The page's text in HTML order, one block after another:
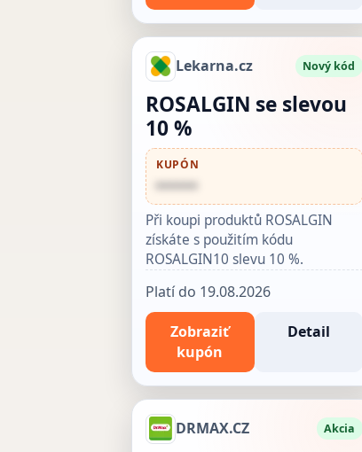
Lekarna.cz Nový kód
ROSALGIN se slevou
10 %
KUPÓN
••••••
Při koupi produktů ROSALGIN
získáte s použitím kódu
ROSALGIN10 slevu 10 %.
Platí do 19.08.2026
Zobraziť
kupón
Detail
DRMAX.CZ Akcia